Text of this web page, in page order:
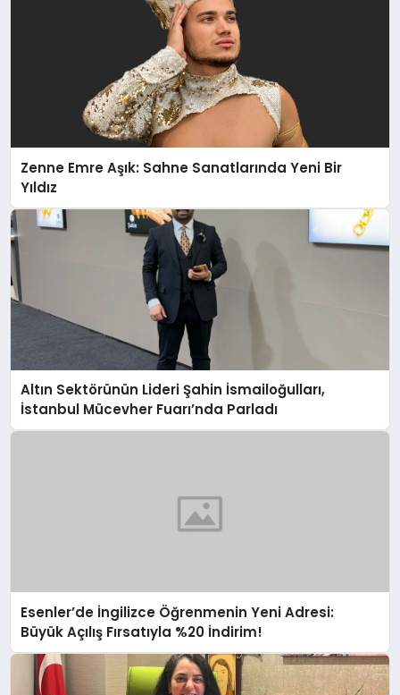
Zenne Emre Aşık: Sahne Sanatlarında Yeni Bir
Yıldız
Altın Sektörünün Lideri Şahin İsmailoğulları,
İstanbul Mücevher Fuarı’nda Parladı ￼
Esenler’de İngilizce Öğrenmenin Yeni Adresi:
Büyük Açılış Fırsatıyla %20 İndirim!